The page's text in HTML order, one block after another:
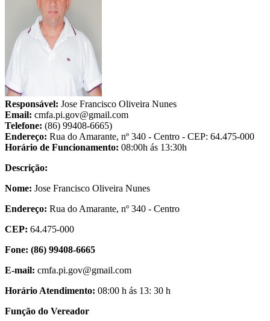
Responsável: Jose Francisco Oliveira Nunes
Email: cmfa.pi.gov@gmail.com
Telefone: (86) 99408-6665)
Endereço: Rua do Amarante, nº 340 - Centro - CEP: 64.475-000
Horário de Funcionamento: 08:00h ás 13:30h
Descrição:
Nome: Jose Francisco Oliveira Nunes
Endereço: Rua do Amarante, nº 340 - Centro
CEP: 64.475-000
Fone: (86) 99408-6665
E-mail: cmfa.pi.gov@gmail.com
Horário Atendimento: 08:00 h ás 13: 30 h
Função do Vereador